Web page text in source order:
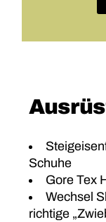
Schuhe
Gore Tex
Wechsel
richtige